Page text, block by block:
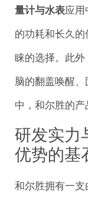
量计与水表应用
的功耗和长久
睐的选择。此
脑的翻盖唤醒
中，和尔胜的产
研发实力
优势的基
和尔胜拥有一